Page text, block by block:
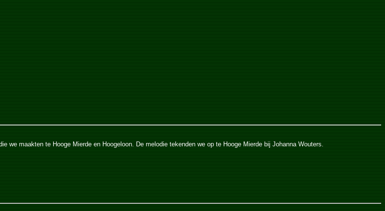
maakten te Hooge Mierde en Hoogeloon. De melodie tekenden we op te Hooge Mierde bij Johanna Wouters.